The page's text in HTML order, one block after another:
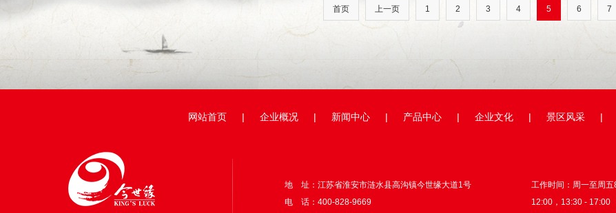
首页 上一页 1 2 3 4 5 6 7
网站首页 | 企业概况 | 新闻中心 | 产品中心 | 企业文化 | 景区风采 |
地 址：江苏省淮安市涟水县高沟镇今世缘大道1号
工作时间：周一至周五
12:00，13:30 - 17:00
电 话：400-828-9669